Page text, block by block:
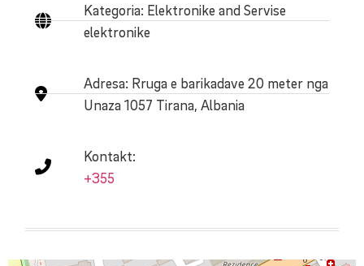
Kategoria: Elektronike and Servise
elektronike
Adresa: Rruga e barikadave 20 meter nga
Unaza 1057 Tirana, Albania
Kontakt:
+355